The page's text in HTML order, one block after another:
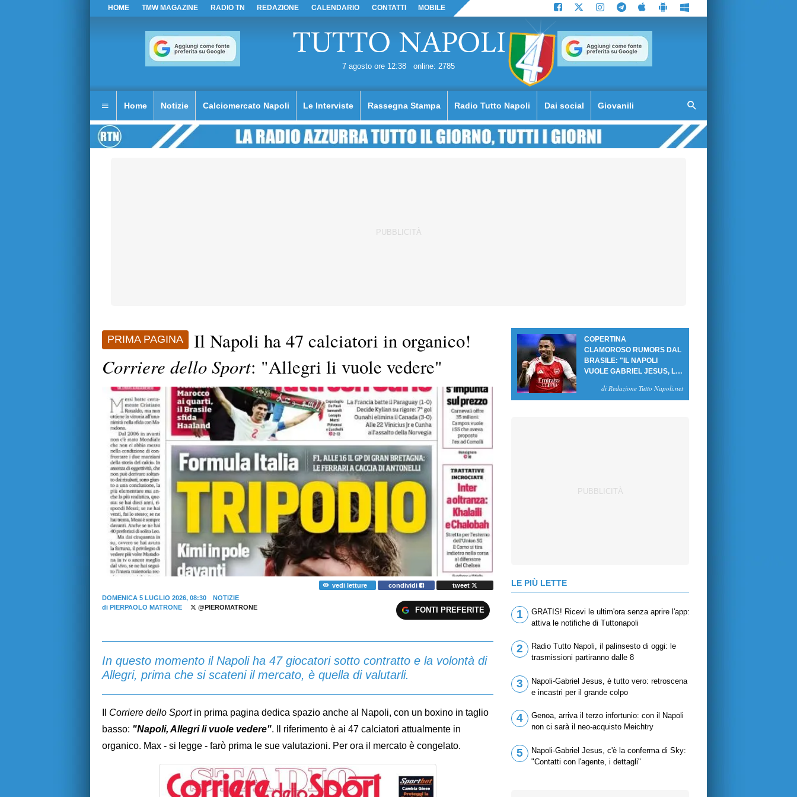
HOME TMW MAGAZINE RADIO TN REDAZIONE CALENDARIO CONTATTI MOBILE
7 agosto ore 12:38 online: 2785
Home Notizie Calciomercato Napoli Le Interviste Rassegna Stampa Radio Tutto Napoli Dai social Giovanili
PRIMA PAGINA
Il Napoli ha 47 calciatori in organico!
Corriere dello Sport: "Allegri li vuole vedere"
vedi letture condividi
tweet
DOMENICA 5 LUGLIO 2026, 08:30
NOTIZIE
di PIERPAOLO MATRONE @PIEROMATRONE FONTI PREFERITE
In questo momento il Napoli ha 47 giocatori sotto contratto e la volontà di
Allegri, prima che si scateni il mercato, è quella di valutarli.
Corriere dello Sportin prima pagina dedica spazio anche al Napoli, con un boxino in taglio
basso: "Napoli, Allegri li vuole vedere". Il riferimento è ai 47 calciatori attualmente in
organico. Max - si legge - farò prima le sue valutazioni. Per ora il mercato è congelato.
COPERTINA
CLAMOROSO RUMORS DAL
BRASILE: "IL NAPOLI
VUOLE GABRIEL JESUS, LE
di Redazione Tutto Napoli.net
LE PIÙ LETTE
1
GRATIS! Ricevi le ultim'ora senza aprire l'app:
attiva le notifiche di Tuttonapoli
2
Radio Tutto Napoli, il palinsesto di oggi: le
trasmissioni partiranno dalle 8
3
Napoli-Gabriel Jesus, è tutto vero: retroscena
e incastri per il grande colpo
4
Genoa, arriva il terzo infortunio: con il Napoli
non ci sarà il neo-acquisto Meichtry
5
Napoli-Gabriel Jesus, c'è la conferma di Sky:
"Contatti con l'agente, i dettagli"